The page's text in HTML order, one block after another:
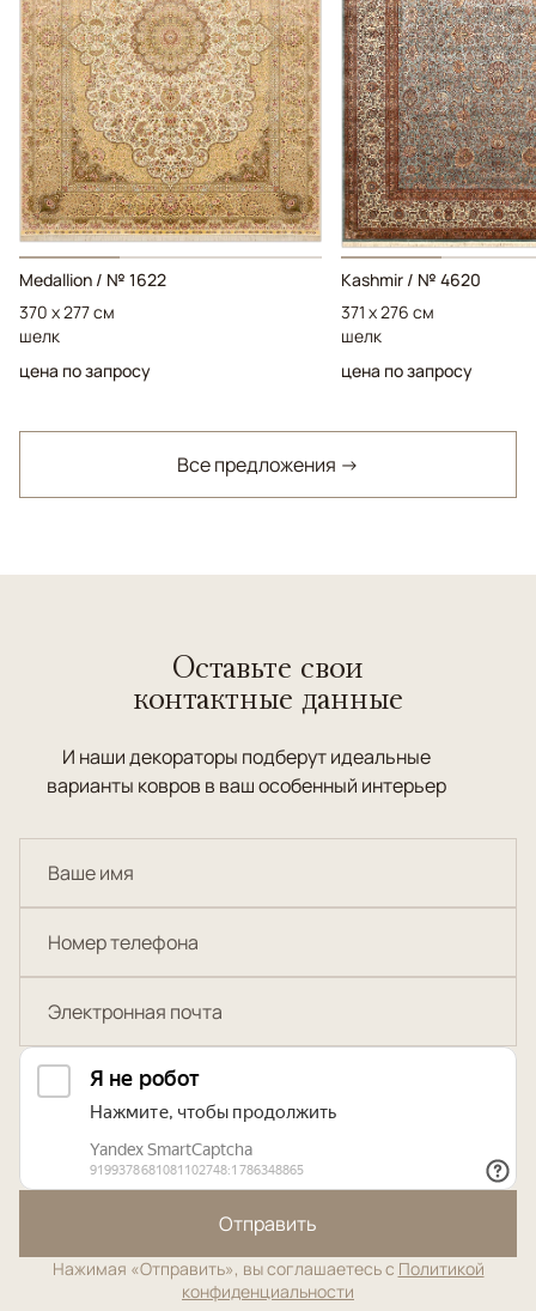
Medallion / № 1622
370 x 277 см
шелк
цена по запросу
Kashmir / № 4620
371 x 276 см
шелк
цена по запросу
Все предложения →
Оставьте свои
контактные данные
И наши декораторы подберут идеальные
варианты ковров в ваш особенный интерьер
Отправить
Нажимая «Отправить», вы соглашаетесь с Политикой
конфиденциальности